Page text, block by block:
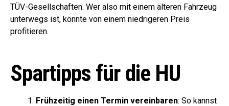
TÜV-Gesellschaften. Wer also mit einem älteren Fahrzeug
unterwegs ist, könnte von einem niedrigeren Preis
profitieren.
Spartipps für die HU
Frühzeitig einen Termin vereinbaren: So kannst